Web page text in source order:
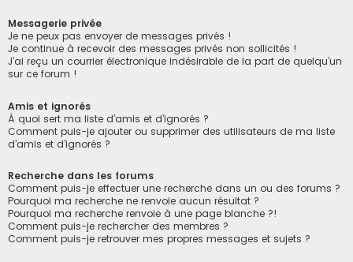
Messagerie privée
Je ne peux pas envoyer de messages privés !
Je continue à recevoir des messages privés non sollicités !
J’ai reçu un courrier électronique indésirable de la part de quelqu’un
sur ce forum !
Amis et ignorés
À quoi sert ma liste d’amis et d’ignorés ?
Comment puis-je ajouter ou supprimer des utilisateurs de ma liste
d’amis et d’ignorés ?
Recherche dans les forums
Comment puis-je effectuer une recherche dans un ou des forums ?
Pourquoi ma recherche ne renvoie aucun résultat ?
Pourquoi ma recherche renvoie à une page blanche ?!
Comment puis-je rechercher des membres ?
Comment puis-je retrouver mes propres messages et sujets ?